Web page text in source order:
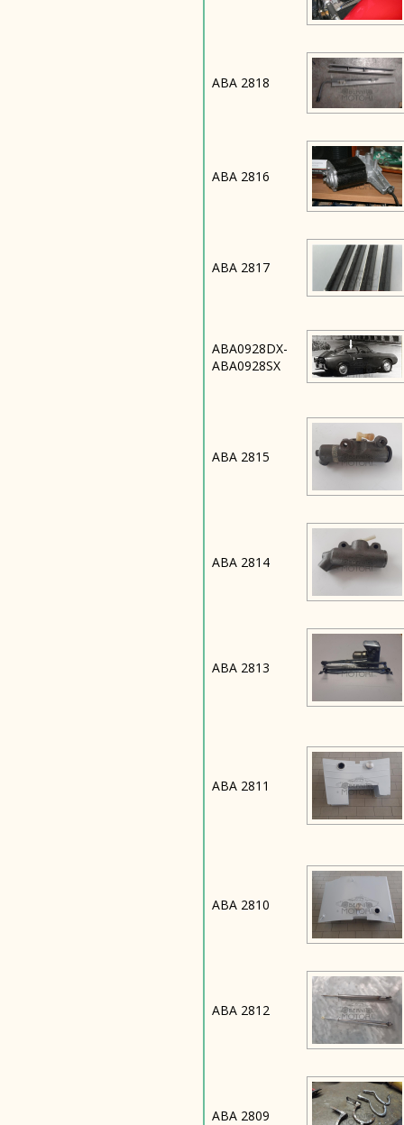
ABA 2818
ABA 2816
ABA 2817
ABA0928DX-
ABA0928SX
ABA 2815
ABA 2814
ABA 2813
ABA 2811
ABA 2810
ABA 2812
ABA 2809